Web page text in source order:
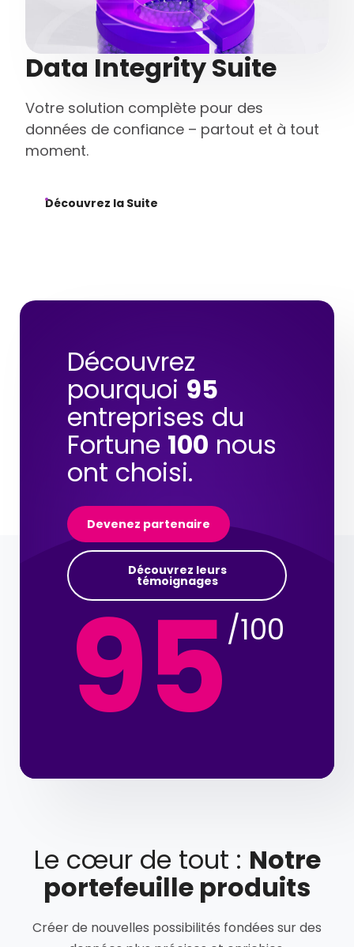
Data Integrity Suite
Votre solution complète pour des
données de confiance – partout et à tout
moment.
Découvrez la Suite
Découvrez
pourquoi 95
entreprises du
Fortune 100 nous
ont choisi.
Devenez partenaire
Découvrez leurs
témoignages
/100
95
Le cœur de tout : Notre
portefeuille produits
Créer de nouvelles possibilités fondées sur des